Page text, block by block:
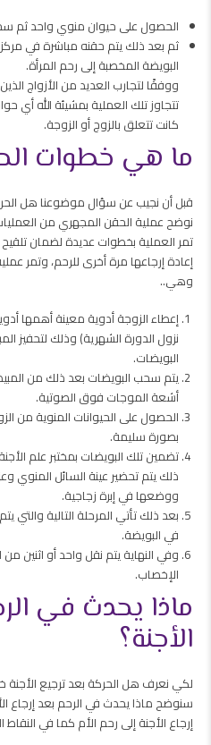
الحصول على حيوان منوي واحد ثم
ثم بعد ذلك يتم حقنه مباشرة في
البويضة المخصبة إلى رحم المرأة.
ووفقًا لتجارب العديد من الأزواج
تتجاوز تلك العملية بمشيئة الله أي
كانت تتعلق بالزوج أو الزوجة.
ما هي خطوات
قبل أن نجيب عن سؤال موضوعنا هل
نوضح عملية الحقن المجهري من
تمر العملية بخطوات عديدة لضمان
إعادة إرجاعها مرة أخرى للرحم، وتمر
وهي..
إعطاء الزوجة أدوية معينة أهمها
نزول الدورة الشهرية) وذلك لتحفيز
البويضات.
يتم سحب البويضات بعد ذلك من
أشعة الموجات فوق الصوتية.
الحصول على الحيوانات المنوية من
بصورة سليمة.
تضمين تلك البويضات بمختبر علم
ذلك يتم تحضير عينة السائل المنوي
ووضعها في إبرة زجاجية.
بعد ذلك تأتي المرحلة التالية والتي
في البويضة.
الإخصاب.
ماذا يحدث في
الأجنة؟
لكي نعرف هل الحركة بعد ترجيع الأجنة
سنوضح ماذا يحدث في الرحم بعد إرجاع
إرجاع الأجنة إلى رحم الأم كما في النقاط